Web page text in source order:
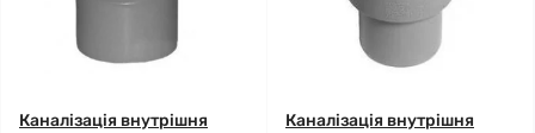
Каналізація внутрішня
Каналізація внутрішня